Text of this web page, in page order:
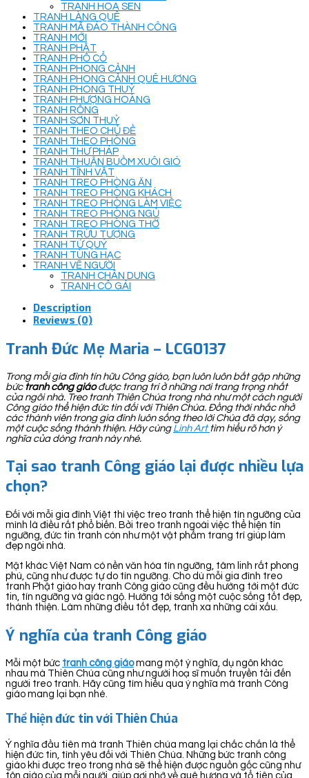
TRANH HOA SEN
TRANH LÀNG QUÊ
TRANH MÃ ĐÁO THÀNH CÔNG
TRANH MỚI
TRANH PHẬT
TRANH PHỐ CỔ
TRANH PHONG CẢNH
TRANH PHONG CẢNH QUÊ HƯƠNG
TRANH PHONG THUỶ
TRANH PHƯỢNG HOÀNG
TRANH RỒNG
TRANH SƠN THUỶ
TRANH THEO CHỦ ĐỀ
TRANH THEO PHÒNG
TRANH THƯ PHÁP
TRANH THUẬN BUỒM XUÔI GIÓ
TRANH TĨNH VẬT
TRANH TREO PHÒNG ĂN
TRANH TREO PHÒNG KHÁCH
TRANH TREO PHÒNG LÀM VIỆC
TRANH TREO PHÒNG NGỦ
TRANH TREO PHÒNG THỜ
TRANH TRỪU TƯỢNG
TRANH TỨ QUÝ
TRANH TÙNG HẠC
TRANH VẼ NGƯỜI
TRANH CHÂN DUNG
TRANH CÔ GÁI
Description
Reviews (0)
Tranh Đức Mẹ Maria – LCG0137
Trong mỗi gia đình tín hữu Công giáo, bạn luôn luôn bắt gặp những
bức tranh công giáođược trang trí ở những nơi trang trọng nhất
của ngôi nhà. Treo tranh Thiên Chúa trong nhà như một cách người
Công giáo thể hiện đức tin đối với Thiên Chúa. Đồng thời nhắc nhở
các thành viên trong gia đình luôn sống theo lời Chúa đã dạy, sống
một cuộc sống thánh thiện. Hãy cùng Linh Arttìm hiểu rõ hơn ý
nghĩa của dòng tranh này nhé.
Tại sao tranh Công giáo lại được nhiều lựa
chọn?
Đối với mỗi gia đình Việt thì việc treo tranh thể hiện tín ngưỡng của
mình là điều rất phổ biến. Bởi treo tranh ngoài việc thể hiện tín
ngưỡng, đức tin tranh còn như một vật phẩm trang trí giúp làm
đẹp ngôi nhà.
Mặt khác Việt Nam có nền văn hóa tín ngưỡng, tâm linh rất phong
phú, cũng như được tự do tín ngưỡng. Cho dù mỗi gia đình treo
tranh Phật giáo hay tranh Công giáo cũng đều hướng tới một đức
tin, tín ngưỡng và giác ngộ. Hướng tới sống một cuộc sống tốt đẹp,
thánh thiện. Làm những điều tốt đẹp, tranh xa những cái xấu.
Ý nghĩa của tranh Công giáo
Mỗi một bức tranh công giáomang một ý nghĩa, dụ ngôn khác
nhau mà Thiên Chúa cũng như người hoạ sĩ muốn truyền tải đến
người treo tranh. Hãy cũng tìm hiểu qua ý nghĩa mà tranh Công
giáo mang lại bạn nhé.
Thể hiện đức tin với Thiên Chúa
Ý nghĩa đầu tiên mà tranh Thiên chúa mang lại chắc chắn là thể
hiện đức tin, tình yêu đối với Thiên Chúa. Những bức tranh công
giáo khi được treo trong nhà sẽ thể hiện được nguồn gốc cũng như
tôn giáo của mỗi người, giúp gợi nhớ về quê hương và tổ tiên của